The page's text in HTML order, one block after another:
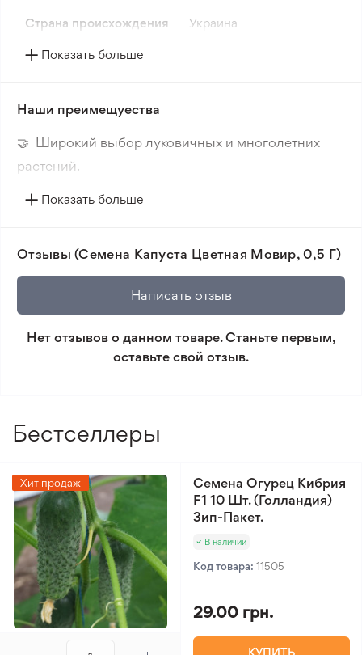
Страна происхождения Украина
Показать больше
Наши преимещуества
🤝 Широкий выбор луковичных и многолетних
растений.
🔥 Новые сорта. Интересные новинки каждого
товара и реального растения.
🛡️ Защита покупок. Возврат средств за товар,
который не соответствует ожиданиям. Согласно
условиям возврата.
Показать больше
Отзывы (Семена Капуста Цветная Мовир, 0,5 Г)
Написать отзыв
Нет отзывов о данном товаре. Станьте первым,
оставьте свой отзыв.
Бестселлеры
Хит продаж
Семена Огурец Кибрия
F1 10 Шт. (Голландия)
Зип-Пакет.
В наличии
Код товара: 11505
29.00 грн.
КУПИТЬ